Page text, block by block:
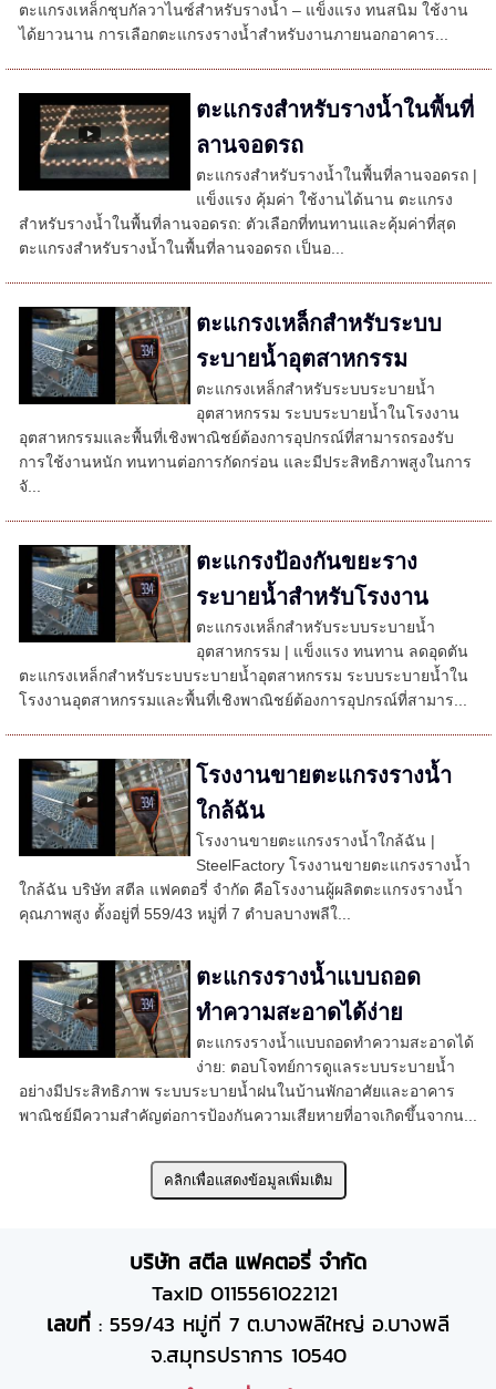
ตะแกรงเหล็กชุบกัลวาไนซ์สำหรับรางน้ำ – แข็งแรง ทนสนิม ใช้งาน
ได้ยาวนาน การเลือกตะแกรงรางน้ำสำหรับงานภายนอกอาคาร...
ตะแกรงสำหรับรางน้ำในพื้นที่
ลานจอดรถ
ตะแกรงสำหรับรางน้ำในพื้นที่ลานจอดรถ |
แข็งแรง คุ้มค่า ใช้งานได้นาน ตะแกรง
สำหรับรางน้ำในพื้นที่ลานจอดรถ: ตัวเลือกที่ทนทานและคุ้มค่าที่สุด
ตะแกรงสำหรับรางน้ำในพื้นที่ลานจอดรถ เป็นอ...
ตะแกรงเหล็กสำหรับระบบ
ระบายน้ำอุตสาหกรรม
ตะแกรงเหล็กสำหรับระบบระบายน้ำ
อุตสาหกรรม ระบบระบายน้ำในโรงงาน
อุตสาหกรรมและพื้นที่เชิงพาณิชย์ต้องการอุปกรณ์ที่สามารถรองรับ
การใช้งานหนัก ทนทานต่อการกัดกร่อน และมีประสิทธิภาพสูงในการ
จั...
ตะแกรงป้องกันขยะราง
ระบายน้ำสำหรับโรงงาน
ตะแกรงเหล็กสำหรับระบบระบายน้ำ
อุตสาหกรรม | แข็งแรง ทนทาน ลดอุดตัน
ตะแกรงเหล็กสำหรับระบบระบายน้ำอุตสาหกรรม ระบบระบายน้ำใน
โรงงานอุตสาหกรรมและพื้นที่เชิงพาณิชย์ต้องการอุปกรณ์ที่สามาร...
โรงงานขายตะแกรงรางน้ำ
ใกล้ฉัน
โรงงานขายตะแกรงรางน้ำใกล้ฉัน |
SteelFactory โรงงานขายตะแกรงรางน้ำ
ใกล้ฉัน บริษัท สตีล แฟคตอรี่ จำกัด คือโรงงานผู้ผลิตตะแกรงรางน้ำ
คุณภาพสูง ตั้งอยู่ที่ 559/43 หมู่ที่ 7 ตำบลบางพลีใ...
ตะแกรงรางน้ำแบบถอด
ทำความสะอาดได้ง่าย
ตะแกรงรางน้ำแบบถอดทำความสะอาดได้
ง่าย: ตอบโจทย์การดูแลระบบระบายน้ำ
อย่างมีประสิทธิภาพ ระบบระบายน้ำฝนในบ้านพักอาศัยและอาคาร
พาณิชย์มีความสำคัญต่อการป้องกันความเสียหายที่อาจเกิดขึ้นจากน...
บริษัท สตีล แฟคตอรี่ จำกัด
TaxID 0115561022121
เลขที่ : 559/43 หมู่ที่ 7 ต.บางพลีใหญ่ อ.บางพลี
จ.สมุทรปราการ 10540